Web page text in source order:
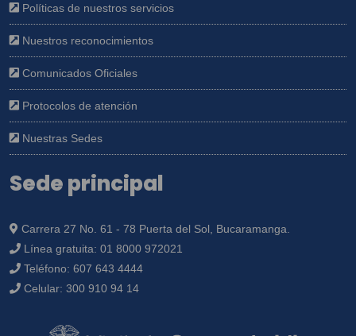
Políticas de nuestros servicios
Nuestros reconocimientos
Comunicados Oficiales
Protocolos de atención
Nuestras Sedes
Sede principal
Carrera 27 No. 61 - 78 Puerta del Sol, Bucaramanga.
Línea gratuita: 01 8000 972021
Teléfono: 607 643 4444
Celular: 300 910 94 14